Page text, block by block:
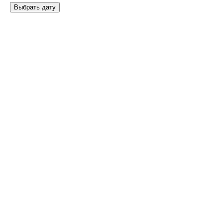
Выбрать дату